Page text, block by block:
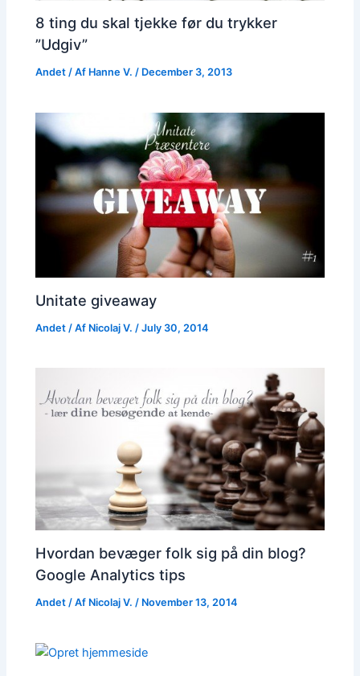
8 ting du skal tjekke før du trykker
”Udgiv”
Andet / Af Hanne V./ December 3, 2013
Unitate giveaway
Andet / Af Nicolaj V. /July 30, 2014
Hvordan bevæger folk sig på din blog?
Google Analytics tips
Andet / Af Nicolaj V. / November 13, 2014